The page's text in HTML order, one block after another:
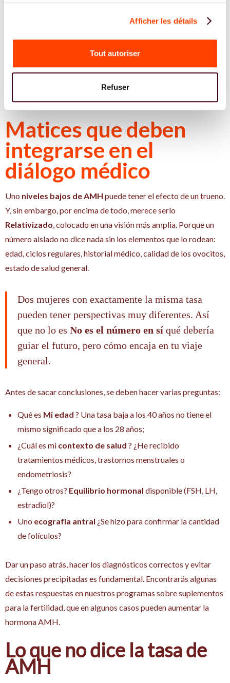
Afficher les détails
Tout autoriser
Refuser
Matices que deben
integrarse en el
diálogo médico
Uno niveles bajos de AMH puede tener el efecto de un trueno.
Y, sin embargo, por encima de todo, merece serlo
Relativizado , colocado en una visión más amplia. Porque un
número aislado no dice nada sin los elementos que lo rodean:
edad, ciclos regulares, historial médico, calidad de los ovocitos,
estado de salud general.
Dos mujeres con exactamente la misma tasa
pueden tener perspectivas muy diferentes. Así
que no lo es No es el número en sí qué debería
guiar el futuro, pero cómo encaja en tu viaje
general.
Antes de sacar conclusiones, se deben hacer varias preguntas:
Qué es Mi edad ? Una tasa baja a los 40 años no tiene el
mismo significado que a los 28 años;
¿Cuál es mi contexto de salud ? ¿He recibido
tratamientos médicos, trastornos menstruales o
endometriosis?
¿Tengo otros? Equilibrio hormonal disponible (FSH, LH,
estradiol)?
Uno ecografía antral ¿Se hizo para confirmar la cantidad
de folículos?
Dar un paso atrás, hacer los diagnósticos correctos y evitar
decisiones precipitadas es fundamental. Encontrarás algunas
de estas respuestas en nuestros programas sobre suplementos
para la fertilidad, que en algunos casos pueden aumentar la
hormona AMH.
Lo que no dice la tasa de
AMH